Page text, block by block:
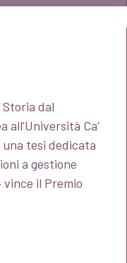
dal
all’Università Ca’
una tesi dedicata
a gestione
il Premio